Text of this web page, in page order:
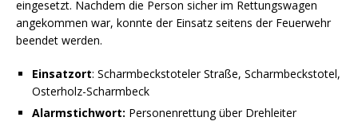
eingesetzt. Nachdem die Person sicher im Rettungswagen
angekommen war, konnte der Einsatz seitens der Feuerwehr
beendet werden.
Einsatzort: Scharmbeckstoteler Straße, Scharmbeckstotel,
Osterholz-Scharmbeck
Alarmstichwort: Personenrettung über Drehleiter